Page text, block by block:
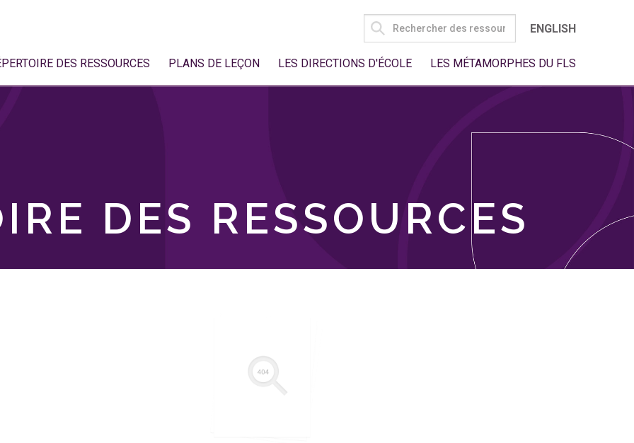
SEARCH
FOR:
ENGLISH
DES RESSOURCES PLANS DE LEÇON LES DIRECTIONS D'ÉCOLE LES MÉTAMORPHES DU FLS
DES RESSOURCES